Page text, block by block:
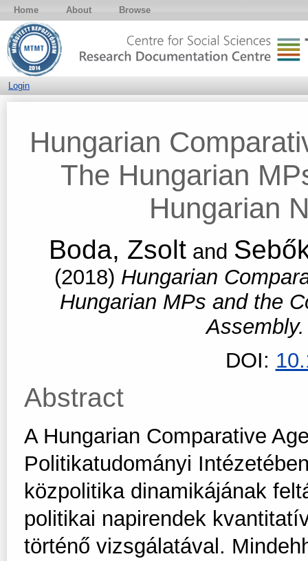
Home About Browse
Login
Hungarian
The Hungarian
Hungarian
Boda, Zsolt and
(2018) Hungarian
Hungarian MPs and the
DOI:
Abstract
A Hungarian Comparative
Politikatudományi
közpolitika dinamikájának
politikai napirendek
történő vizsgálatával.